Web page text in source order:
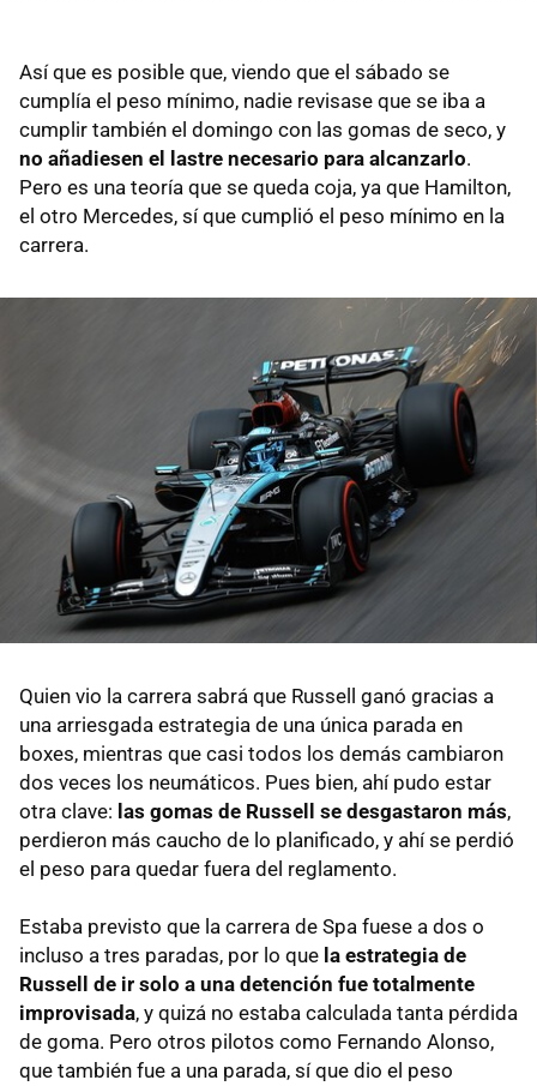
Así que es posible que, viendo que el sábado se
cumplía el peso mínimo, nadie revisase que se iba a
cumplir también el domingo con las gomas de seco, y
no añadiesen el lastre necesario para alcanzarlo.
Pero es una teoría que se queda coja, ya que Hamilton,
el otro Mercedes, sí que cumplió el peso mínimo en la
carrera.
Quien vio la carrera sabrá que Russell ganó gracias a
una arriesgada estrategia de una única parada en
boxes, mientras que casi todos los demás cambiaron
dos veces los neumáticos. Pues bien, ahí pudo estar
otra clave: las gomas de Russell se desgastaron más,
perdieron más caucho de lo planificado, y ahí se perdió
el peso para quedar fuera del reglamento.
Estaba previsto que la carrera de Spa fuese a dos o
incluso a tres paradas, por lo que la estrategia de
Russell de ir solo a una detención fue totalmente
improvisada, y quizá no estaba calculada tanta pérdida
de goma. Pero otros pilotos como Fernando Alonso,
que también fue a una parada, sí que dio el peso